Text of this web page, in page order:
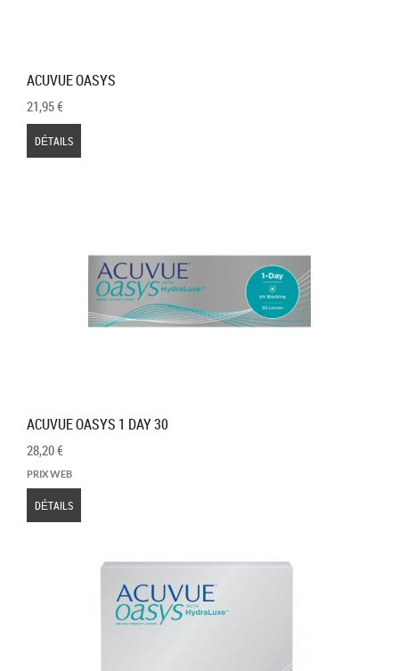
ACUVUE OASYS
21,95 €
DÉTAILS
ACUVUE OASYS 1 DAY 30
28,20 €
PRIX WEB
DÉTAILS